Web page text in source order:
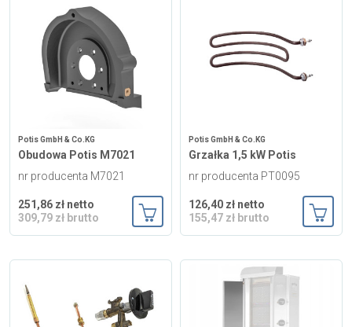
Producenci
Najpopularniejsi
Aktualności i porady
Regulamin
i cookies
Skontaktuj się z nami
Potis GmbH & Co.KG
Obudowa Potis M7021
nr producenta M7021
251,86 zł netto
309,79 zł brutto
Dodaj do koszyka
Potis GmbH & Co.KG
Grzałka 1,5 kW Potis
nr producenta PT0095
126,40 zł netto
155,47 zł brutto